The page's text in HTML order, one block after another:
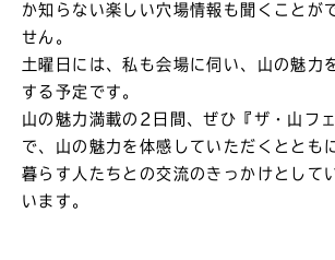
か知らない楽しい穴場情報も聞くことが
せん。
土曜日には、私も会場に伺い、山の魅力
する予定です。
山の魅力満載の2日間、ぜひ『ザ・山フ
で、山の魅力を体感していただくととも
暮らす人たちとの交流のきっかけとして
います。